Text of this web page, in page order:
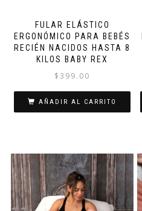
FULAR ELÁSTICO
ERGONÓMICO PARA BEBÉS
RECIÉN NACIDOS HASTA 8
KILOS BABY REX
$399.00
AÑADIR AL CARRITO